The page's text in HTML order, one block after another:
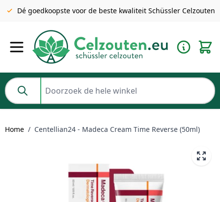
Gratis verzending v.a. €49 NL | BE pakket tot 2KG gratis v.a.
€69
Dé goedkoopste voor de beste kwaliteit Schüssler Celzouten
Doorzoek de hele winkel
Home / Centellian24 - Madeca Cream Time Reverse (50ml)